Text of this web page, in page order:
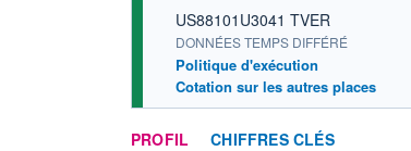
US88101U3041 TVER
DONNÉES TEMPS DIFFÉRÉ
Politique d'exécution
Cotation sur les autres places
PROFIL CHIFFRES CLÉS